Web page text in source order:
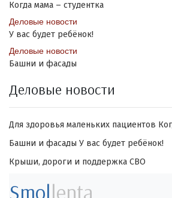
Когда мама – студентка
Деловые новости
У вас будет ребёнок!
Деловые новости
Башни и фасады
Деловые новости
Для здоровья маленьких пациентов
Башни и фасады У вас будет ребёнок!
Крыши, дороги и поддержка СВО
Smollenta